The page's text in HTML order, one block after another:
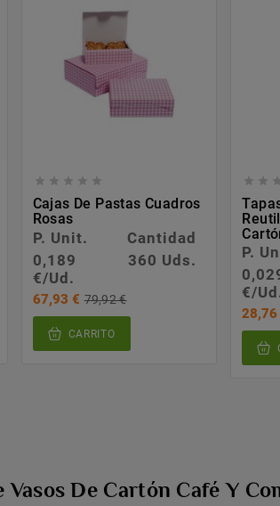
    
Cajas De Pastas Cuadros
Rosas
P. Unit.
Cantidad
0,189
€/Ud.
360 Uds.
67,93 € 79,92 €
CARRITO
  
P.
€/
28,76
Vasos De Cartón Café Y